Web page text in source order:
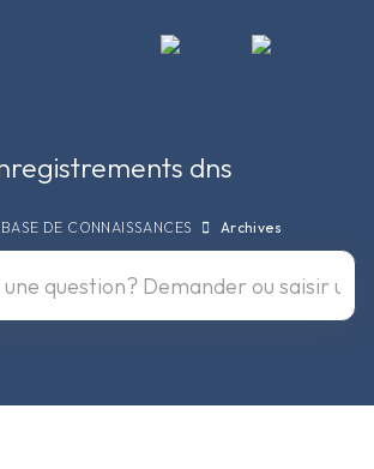
dns
BASE DE CONNAISSANCES Archives